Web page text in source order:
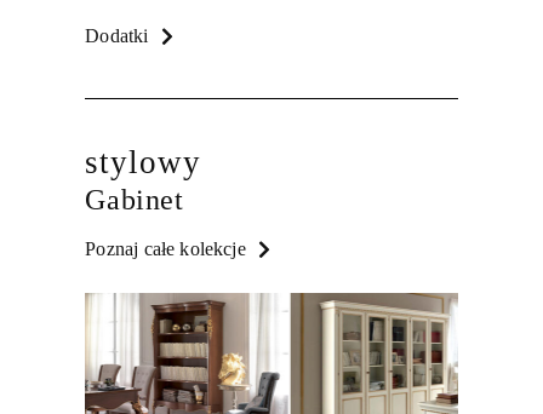
Dodatki
stylowy
Gabinet
Poznaj całe kolekcje